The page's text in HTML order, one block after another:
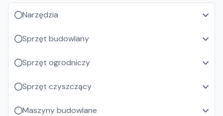
Narzędzia
Sprzęt budowlany
Sprzęt ogrodniczy
Sprzęt czyszczący
Maszyny budowlane